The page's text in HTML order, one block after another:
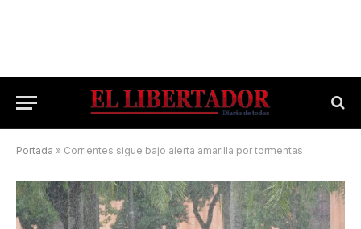
Portada » Corrientes sigue bajo alerta amarilla por tormentas